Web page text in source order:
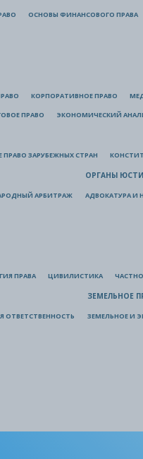
ОСНОВЫ ФИНАНСОВОГО ПРАВА
КОРПОРАТИВНОЕ ПРАВО
ПРАВО ЭКОНОМИЧЕСКИЙ
ЗАРУБЕЖНЫХ СТРАН
АРБИТРАЖ
ОРГАНЫ
АДВОКАТУРА И
ПРАВА ЦИВИЛИСТИКА
ОТВЕТСТВЕННОСТЬ
ЗЕМЕЛЬНОЕ
ЗЕМЕЛЬНОЕ И